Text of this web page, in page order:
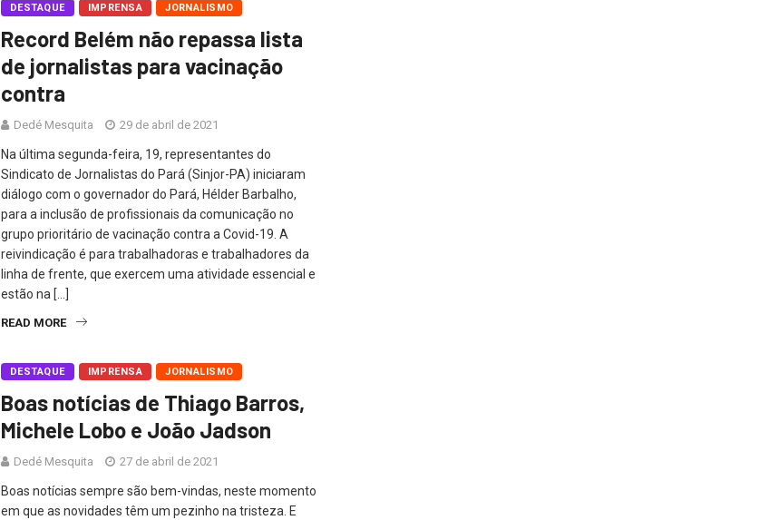
DESTAQUE IMPRENSA JORNALISMO
Record Belém não repassa lista
de jornalistas para vacinação
contra
Dedé Mesquita 29 de abril de 2021
Na última segunda-feira, 19, representantes do
Sindicato de Jornalistas do Pará (Sinjor-PA) iniciaram
diálogo com o governador do Pará, Hélder Barbalho,
para a inclusão de profissionais da comunicação no
grupo prioritário de vacinação contra a Covid-19. A
reivindicação é para trabalhadoras e trabalhadores da
linha de frente, que exercem uma atividade essencial e
estão na […]
READ MORE
DESTAQUE IMPRENSA JORNALISMO
Boas notícias de Thiago Barros,
Michele Lobo e João Jadson
Dedé Mesquita 27 de abril de 2021
Boas notícias sempre são bem-vindas, neste momento
em que as novidades têm um pezinho na tristeza. E